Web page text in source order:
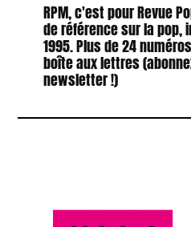
RPM, c'est pour Revue
de référence sur la pop,
1995. Plus de 24
boîte aux lettres
newsletter !)